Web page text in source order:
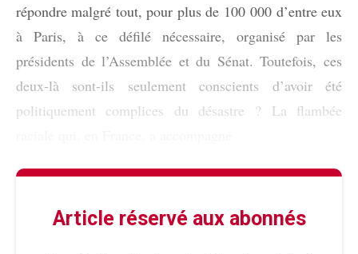
répondre malgré tout, pour plus de 100 000 d’entre eux
à Paris, à ce défilé nécessaire, organisé par les
présidents de l’Assemblée et du Sénat. Toutefois, ces
deux-là sont-ils seulement conscients d’avoir été
politiquement complices du désastre ? La flambée
Article réservé aux abonnés